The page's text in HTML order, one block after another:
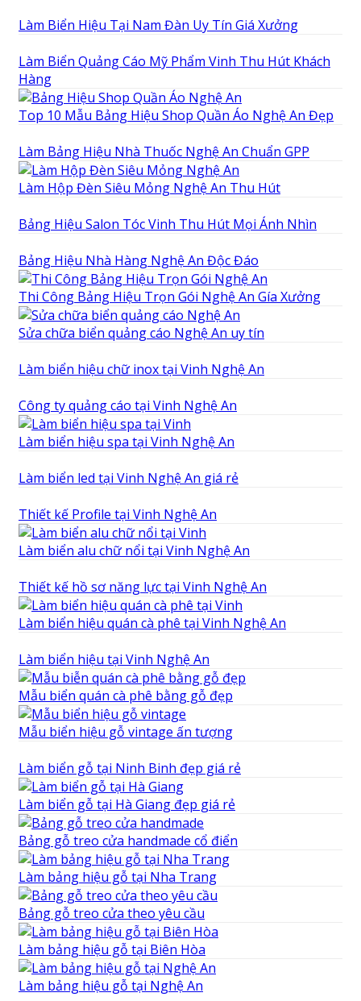
Làm Biển Hiệu Tại Nam Đàn Uy Tín Giá Xưởng
Làm Biển Quảng Cáo Mỹ Phẩm Vinh Thu Hút Khách
Hàng
Top 10 Mẫu Bảng Hiệu Shop Quần Áo Nghệ An Đẹp
Làm Bảng Hiệu Nhà Thuốc Nghệ An Chuẩn GPP
Làm Hộp Đèn Siêu Mỏng Nghệ An Thu Hút
Bảng Hiệu Salon Tóc Vinh Thu Hút Mọi Ánh Nhìn
Bảng Hiệu Nhà Hàng Nghệ An Độc Đáo
Thi Công Bảng Hiệu Trọn Gói Nghệ An Gía Xưởng
Sửa chữa biển quảng cáo Nghệ An uy tín
Làm biển hiệu chữ inox tại Vinh Nghệ An
Công ty quảng cáo tại Vinh Nghệ An
Làm biển hiệu spa tại Vinh Nghệ An
Làm biển led tại Vinh Nghệ An giá rẻ
Thiết kế Profile tại Vinh Nghệ An
Làm biển alu chữ nổi tại Vinh Nghệ An
Thiết kế hồ sơ năng lực tại Vinh Nghệ An
Làm biển hiệu quán cà phê tại Vinh Nghệ An
Làm biển hiệu tại Vinh Nghệ An
Mẫu biển quán cà phê bằng gỗ đẹp
Mẫu biển hiệu gỗ vintage ấn tượng
Làm biển gỗ tại Ninh Binh đẹp giá rẻ
Làm biển gỗ tại Hà Giang đẹp giá rẻ
Bảng gỗ treo cửa handmade cổ điển
Làm bảng hiệu gỗ tại Nha Trang
Bảng gỗ treo cửa theo yêu cầu
Làm bảng hiệu gỗ tại Biên Hòa
Làm bảng hiệu gỗ tại Nghệ An